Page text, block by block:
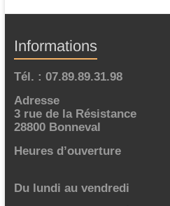
Informations
Tél. : 07.89.89.31.98
Adresse
3 rue de la Résistance
28800 Bonneval
Heures d’ouverture
Du lundi au vendredi